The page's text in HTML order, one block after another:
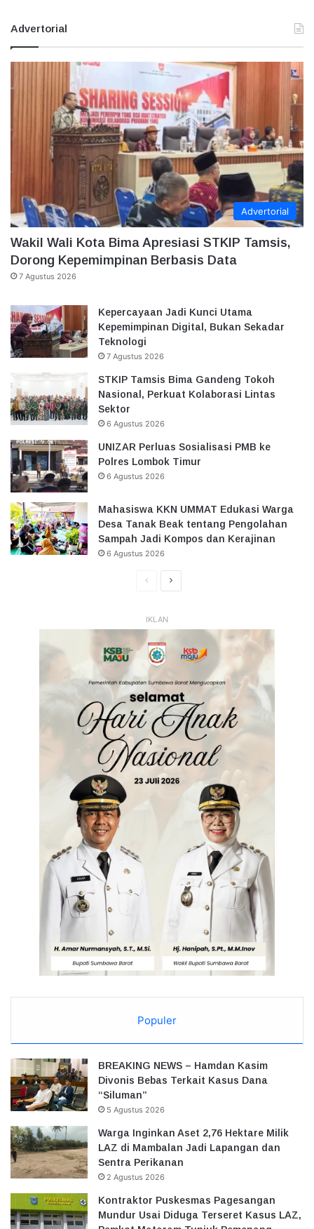
Advertorial
Advertorial
Wakil Wali Kota Bima Apresiasi STKIP Tamsis,
Dorong Kepemimpinan Berbasis Data
7 Agustus 2026
Kepercayaan Jadi Kunci Utama
Kepemimpinan Digital, Bukan Sekadar
Teknologi
7 Agustus 2026
STKIP Tamsis Bima Gandeng Tokoh
Nasional, Perkuat Kolaborasi Lintas
Sektor
6 Agustus 2026
UNIZAR Perluas Sosialisasi PMB ke
Polres Lombok Timur
6 Agustus 2026
Mahasiswa KKN UMMAT Edukasi Warga
Desa Tanak Beak tentang Pengolahan
Sampah Jadi Kompos dan Kerajinan
6 Agustus 2026
HalamanHalaman
IKLAN
Populer
BREAKING NEWS – Hamdan Kasim
Divonis Bebas Terkait Kasus Dana
“Siluman”
5 Agustus 2026
Warga Inginkan Aset 2,76 Hektare Milik
LAZ di Mambalan Jadi Lapangan dan
Sentra Perikanan
2 Agustus 2026
Kontraktor Puskesmas Pagesangan
Mundur Usai Diduga Terseret Kasus LAZ,